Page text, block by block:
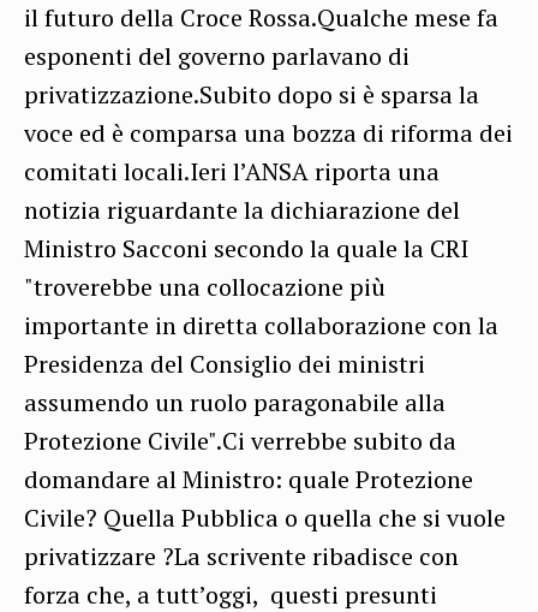
il futuro della Croce Rossa.Qualche mese fa
esponenti del governo parlavano di
privatizzazione.Subito dopo si è sparsa la
voce ed è comparsa una bozza di riforma dei
comitati locali.Ieri l’ANSA riporta una
notizia riguardante la dichiarazione del
Ministro Sacconi secondo la quale la CRI
"troverebbe una collocazione più
importante in diretta collaborazione con la
Presidenza del Consiglio dei ministri
assumendo un ruolo paragonabile alla
Protezione Civile".Ci verrebbe subito da
domandare al Ministro: quale Protezione
Civile? Quella Pubblica o quella che si vuole
privatizzare ?La scrivente ribadisce con
forza che, a tutt’oggi, questi presunti